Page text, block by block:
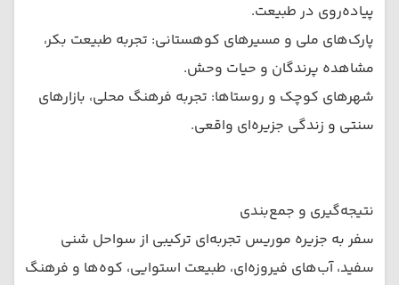
پیاده‌روی در طبیعت.
پارک‌های ملی و مسیرهای کوهستانی: تجربه طبیعت بکر،
مشاهده پرندگان و حیات وحش.
شهرهای کوچک و روستاها: تجربه فرهنگ محلی، بازارهای
سنتی و زندگی جزیره‌ای واقعی.
نتیجه‌گیری و جمع‌بندی
سفر به جزیره موریس تجربه‌ای ترکیبی از سواحل شنی
سفید، آب‌های فیروزه‌ای، طبیعت استوایی، کوه‌ها و فرهنگ